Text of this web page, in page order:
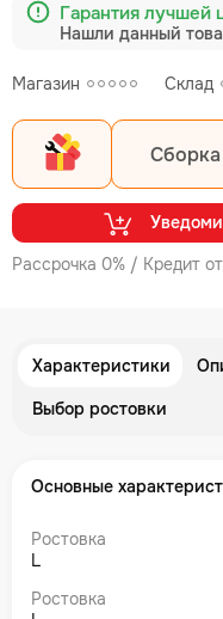
Магазин Склад
Гарантия лучшей
Нашли данный
Рассрочка 0% / Кредит от
Сборка
Характеристики
Выбор ростовки
Основные
Ростовка
L
Ростовка